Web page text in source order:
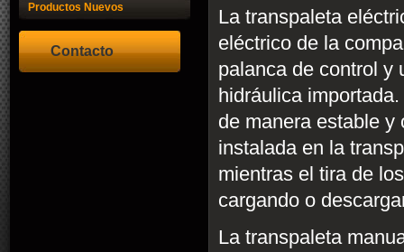
Productos Nuevos
Contacto
La transpaleta
eléctrico de la
palanca de control y
hidráulica
de manera estable y
instalada en la
mientras el tira de
cargando o
La transpaleta